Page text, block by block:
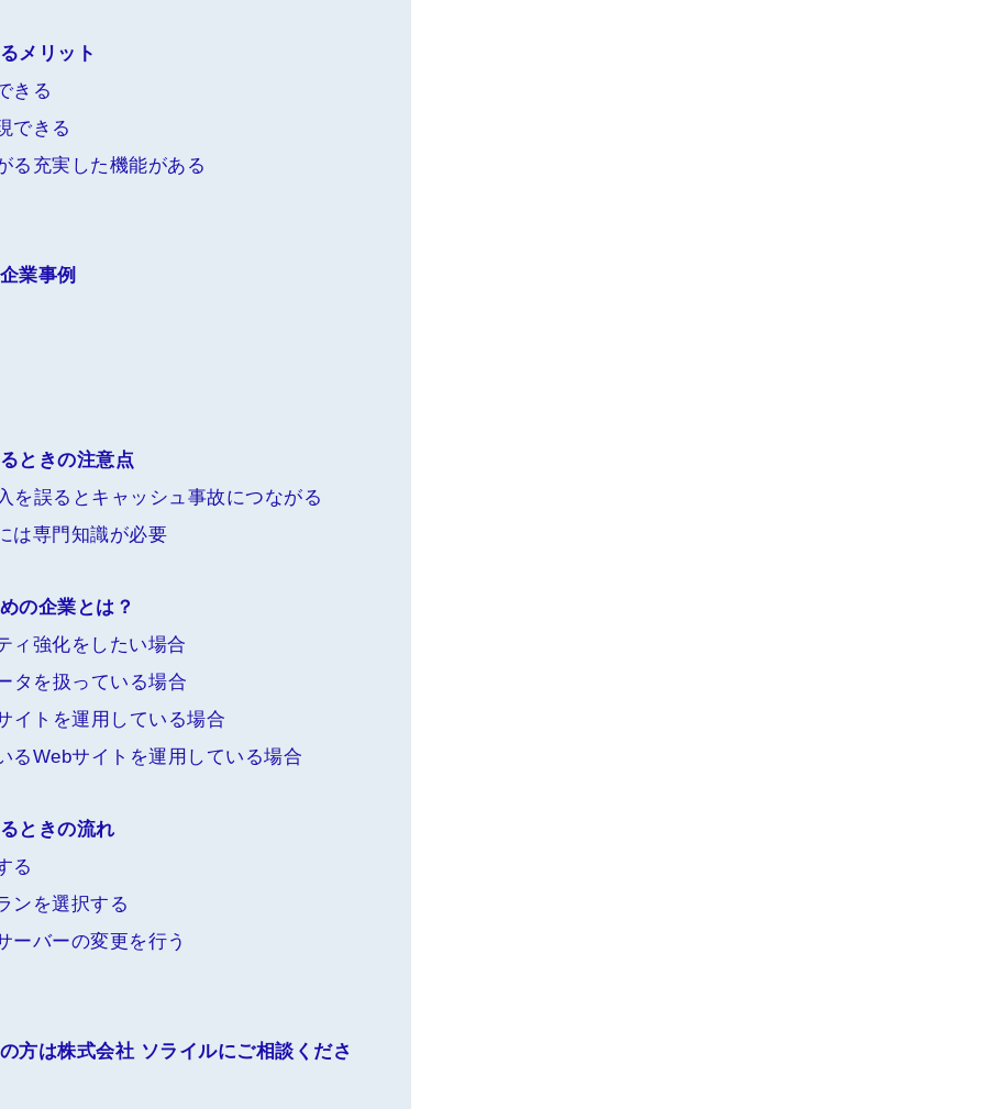
メリット
きる
できる
る充実した機能がある
業事例
ときの注意点
誤るとキャッシュ事故につながる
は専門知識が必要
の企業とは？
ィ強化をしたい場合
タを扱っている場合
イトを運用している場合
るWebサイトを運用している場合
ときの流れ
る
ンを選択する
ーバーの変更を行う
は株式会社 ソライルにご相談くださ